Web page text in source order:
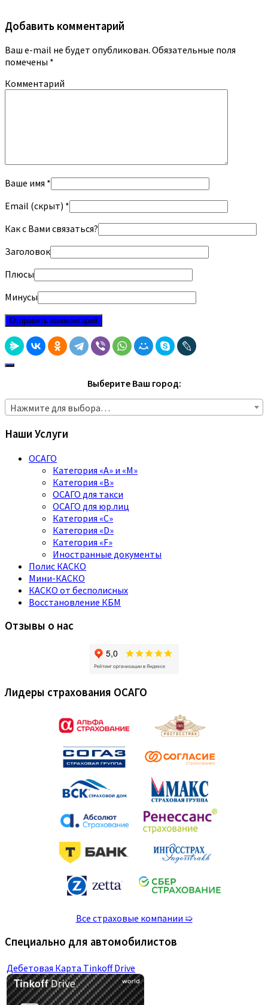
Добавить комментарий
Ваш e-mail не будет опубликован. Обязательные поля
помечены *
Комментарий
Ваше имя *
Email (скрыт) *
Как с Вами связаться?
Заголовок
Плюсы
Минусы
Выберите Ваш город:
Нажмите для выбора…
Наши Услуги
ОСАГО
Категория «A» и «M»
Категория «B»
ОСАГО для такси
ОСАГО для юр.лиц
Категория «C»
Категория «D»
Категория «F»
Иностранные документы
Полис КАСКО
Мини-КАСКО
КАСКО от бесполисных
Восстановление КБМ
Отзывы о нас
Лидеры страхования ОСАГО
Все страховые компании ➯
Специально для автомобилистов
Дебетовая Карта Tinkoff Drive